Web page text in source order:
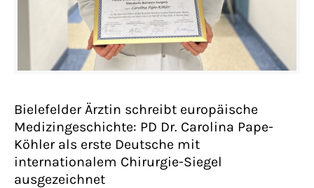
Bielefelder Ärztin schreibt europäische
Medizingeschichte: PD Dr. Carolina Pape-
Köhler als erste Deutsche mit
internationalem Chirurgie-Siegel
ausgezeichnet